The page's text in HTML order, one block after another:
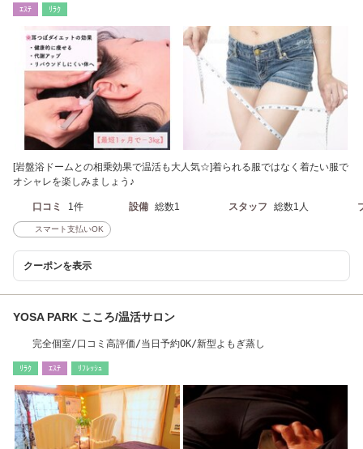
ｴｽﾃ ﾘﾗｸ
[岩盤浴ドームとの相乗効果で温活も大人気☆]着られる服ではなく着たい服で
オシャレを楽しみましょう♪
口コミ 1件 設備 総数1 スタッフ 総数1人
スマート支払いOK
クーポンを表示
YOSA PARK こころ/温活サロン
完全個室/口コミ高評価/当日予約OK/新型よもぎ蒸し
ﾘﾗｸ ｴｽﾃ ﾘﾌﾚｯｼｭ